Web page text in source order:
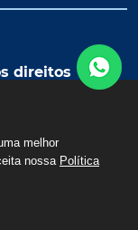
direitos
melhor
nossa Política